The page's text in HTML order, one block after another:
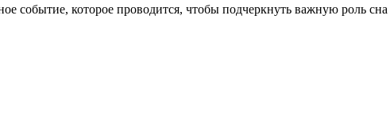
событие, которое проводится, чтобы подчеркнуть важную роль